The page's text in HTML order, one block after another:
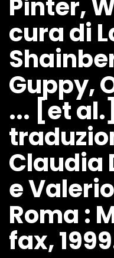
Pinter,
cura di
Guppy,
... [et
Claudia
e
Roma :
fax,